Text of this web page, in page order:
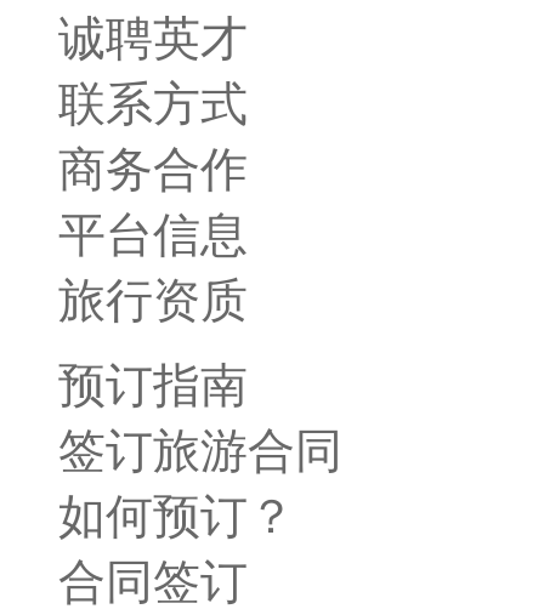
诚聘英才
联系方式
商务合作
平台信息
旅行资质
预订指南
签订旅游合同
如何预订？
合同签订